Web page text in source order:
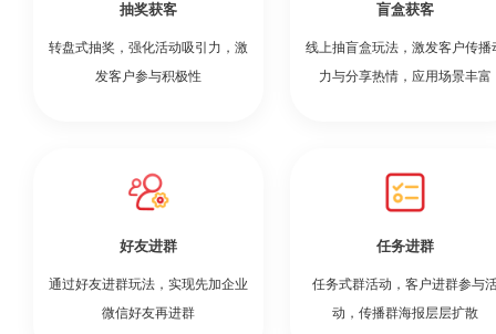
抽奖获客
转盘式抽奖，强化活动吸引力，激
发客户参与积极性
盲盒获客
线上抽盲盒玩法，激发客户传播
力与分享热情，应用场景丰富
好友进群
通过好友进群玩法，实现先加企业
微信好友再进群
任务进群
任务式群活动，客户进群参与
动，传播群海报层层扩散